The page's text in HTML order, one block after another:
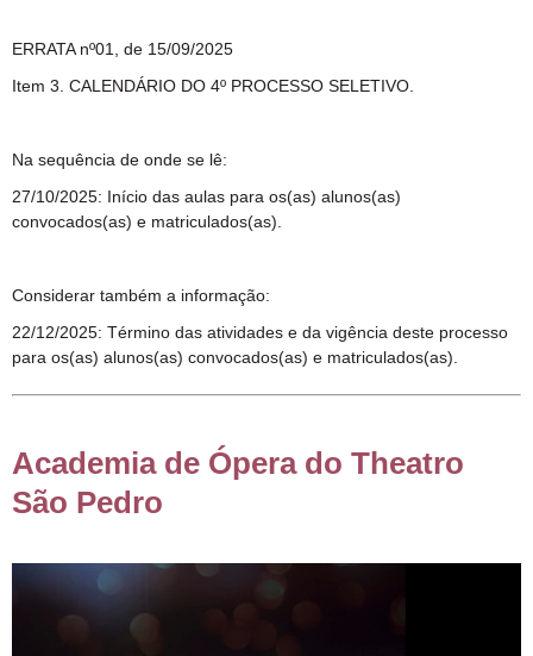
ERRATA nº01, de 15/09/2025
Item 3. CALENDÁRIO DO 4º PROCESSO SELETIVO.
Na sequência de onde se lê:
27/10/2025: Início das aulas para os(as) alunos(as)
convocados(as) e matriculados(as).
Considerar também a informação:
22/12/2025: Término das atividades e da vigência deste processo
para os(as) alunos(as) convocados(as) e matriculados(as).
Academia de Ópera do Theatro
São Pedro